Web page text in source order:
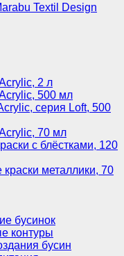
Textil Design
2 л
500 мл
серия Loft, 500
70 мл
с блёстками, 120
металлики, 70
бусинок
контуры
бусин